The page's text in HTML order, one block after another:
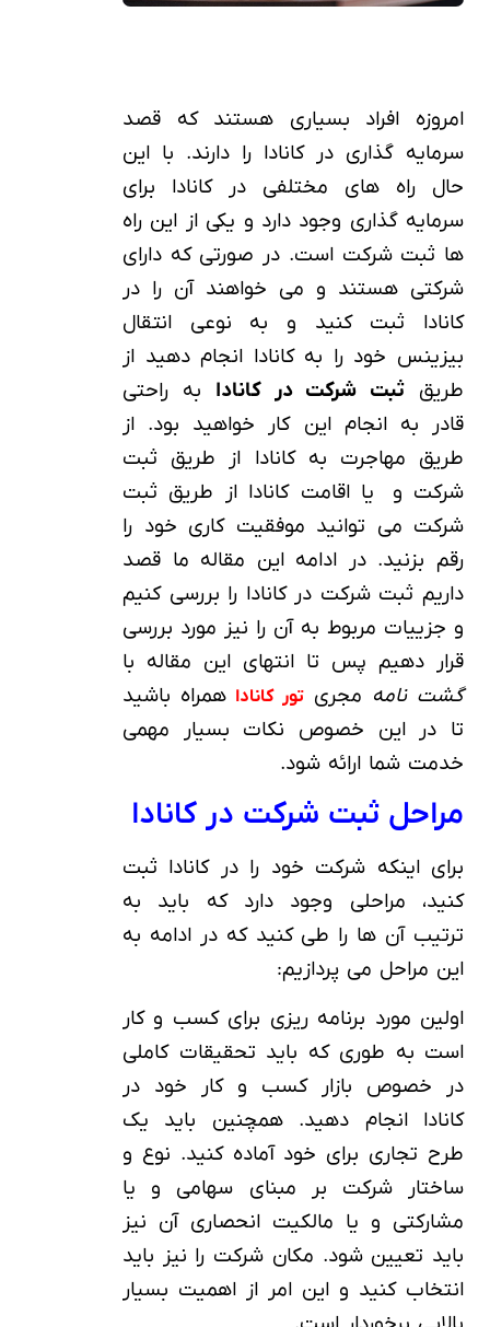
امروزه افراد بسیاری هستند که قصد
سرمایه گذاری در کانادا را دارند. با این
حال راه های مختلفی در کانادا برای
سرمایه گذاری وجود دارد و یکی از این راه
ها ثبت شرکت است. در صورتی که دارای
شرکتی هستند و می خواهند آن را در
کانادا ثبت کنید و به نوعی انتقال
بیزینس خود را به کانادا انجام دهید از
طریق ثبت شرکت در کانادا به راحتی
قادر به انجام این کار خواهید بود. از
طریق مهاجرت به کانادا از طریق ثبت
شرکت و یا اقامت کانادا از طریق ثبت
شرکت می توانید موفقیت کاری خود را
رقم بزنید. در ادامه این مقاله ما قصد
داریم ثبت شرکت در کانادا را بررسی کنیم
و جزییات مربوط به آن را نیز مورد بررسی
قرار دهیم پس تا انتهای این مقاله با
گشت نامه مجری تور کانادا همراه باشید
تا در این خصوص نکات بسیار مهمی
خدمت شما ارائه شود.
مراحل ثبت شرکت در کانادا
برای اینکه شرکت خود را در کانادا ثبت
کنید، مراحلی وجود دارد که باید به
ترتیب آن ها را طی کنید که در ادامه به
این مراحل می پردازیم:
اولین مورد برنامه ریزی برای کسب و کار
است به طوری که باید تحقیقات کاملی
در خصوص بازار کسب و کار خود در
کانادا انجام دهید. همچنین باید یک
طرح تجاری برای خود آماده کنید. نوع و
ساختار شرکت بر مبنای سهامی و یا
مشارکتی و یا مالکیت انحصاری آن نیز
باید تعیین شود. مکان شرکت را نیز باید
انتخاب کنید و این امر از اهمیت بسیار